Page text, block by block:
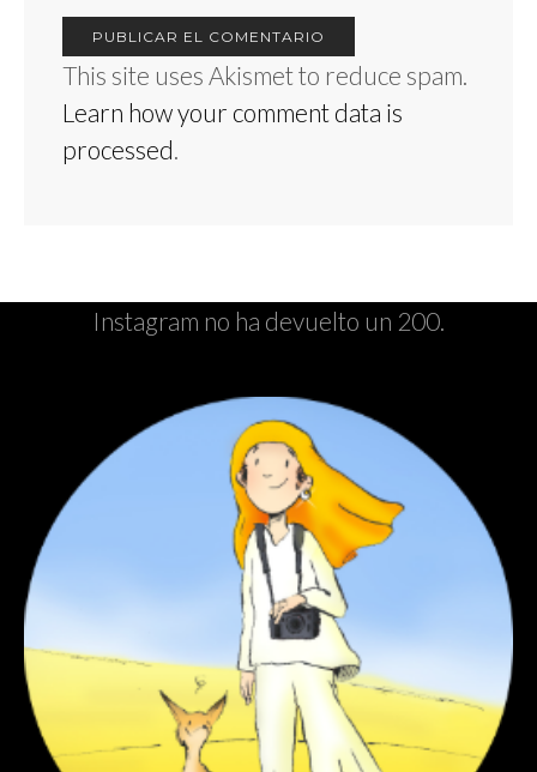
This site uses Akismet to reduce spam.
Learn how your comment data is
processed
Instagram no ha devuelto un 200.